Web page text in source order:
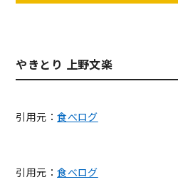
やきとり 上野文楽
引用元：食べログ
引用元：食べログ